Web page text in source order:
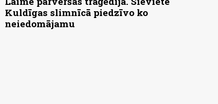
Kuldīgas slimnīcā piedzīvo ko
neiedomājamu